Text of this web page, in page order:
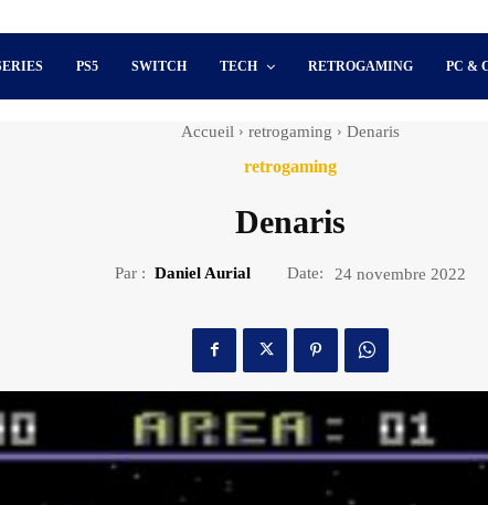
PS5 SWITCH TECH RETROGAMING PC &
Accueil retrogaming Denaris
retrogaming
Denaris
Par : Daniel Aurial Date: 24 novembre 2022